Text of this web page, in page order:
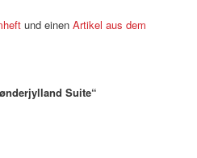
und einenArtikel aus dem
Suite“